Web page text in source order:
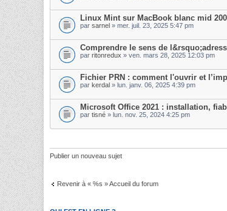
Linux Mint sur MacBook blanc mid
par sarnel » mer. juil. 23, 2025 5:47 pm
Comprendre le sens de
par ritonredux » ven. mars 28, 2025 12:03 pm
Fichier PRN : comment l'ouvrir et
par kerdal » lun. janv. 06, 2025 4:39 pm
Microsoft Office 2021 : installation,
par tisné » lun. nov. 25, 2024 4:25 pm
Publier un nouveau sujet
Revenir à « %s » Accueil du forum